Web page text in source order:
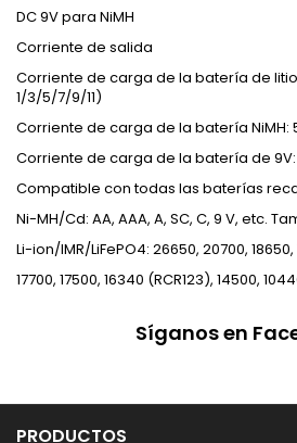
DC 9V para NiMH
Corriente de salida
Corriente de carga de la batería de
1/3/5/7/9/11)
Corriente de carga de la batería NiMH:
Corriente de carga de la batería de
Compatible con todas las baterías
Ni-MH/Cd: AA, AAA, A, SC, C, 9 V, etc.
Li-ion/IMR/LiFePO4: 26650, 20700, 18650,
17700, 17500, 16340 (RCR123), 14500,
Síganos en
PRODUCTOS